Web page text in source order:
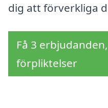
dig att förverkliga
Få 3
förpliktelser